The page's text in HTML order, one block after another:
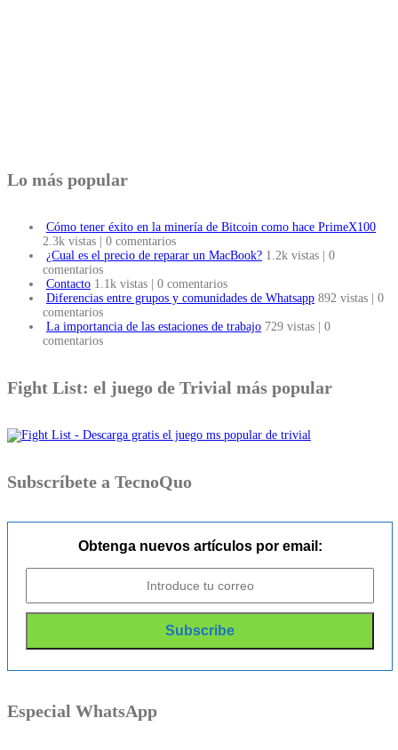
Lo más popular
Cómo tener éxito en la minería de Bitcoin como hace PrimeX100
2.3k vistas
0 comentarios
¿Cual es el precio de reparar un MacBook? 1.2k vistas
0
comentarios
Contacto 1.1k vistas
0 comentarios
Diferencias entre grupos y comunidades de Whatsapp 892 vistas
0
comentarios
La importancia de las estaciones de trabajo 729 vistas
0
comentarios
Fight List: el juego de Trivial más popular
Subscríbete a TecnoQuo
Obtenga nuevos artículos por email:
Especial WhatsApp